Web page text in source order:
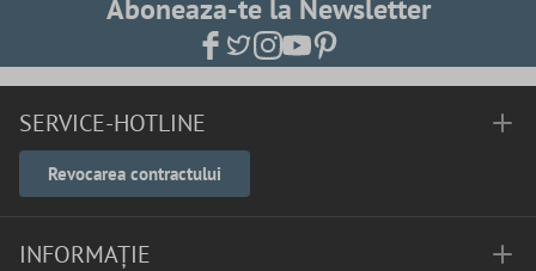
Aboneaza-te la Newsletter
SERVICE-HOTLINE
Revocarea contractului
INFORMAȚIE